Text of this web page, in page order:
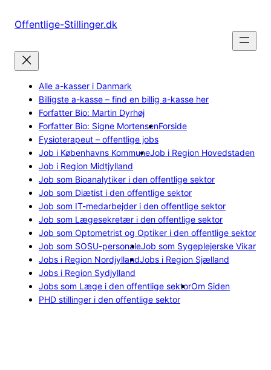
Offentlige-Stillinger.dk
Alle a-kasser i Danmark
Billigste a-kasse – find en billig a-kasse her
Forfatter Bio: Martin Dyrhøj
Forfatter Bio: Signe MortensenForside
Fysioterapeut – offentlige jobs
Job i Københavns KommuneJob i Region Hovedstaden
Job i Region Midtjylland
Job som Bioanalytiker i den offentlige sektor
Job som Diætist i den offentlige sektor
Job som IT-medarbejder i den offentlige sektor
Job som Lægesekretær i den offentlige sektor
Job som Optometrist og Optiker i den offentlige sektor
Job som SOSU-personaleJob som Sygeplejerske Vikar
Jobs i Region NordjyllandJobs i Region Sjælland
Jobs i Region Sydjylland
Jobs som Læge i den offentlige sektorOm Siden
PHD stillinger i den offentlige sektor